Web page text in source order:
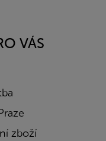
VÁS
zboží